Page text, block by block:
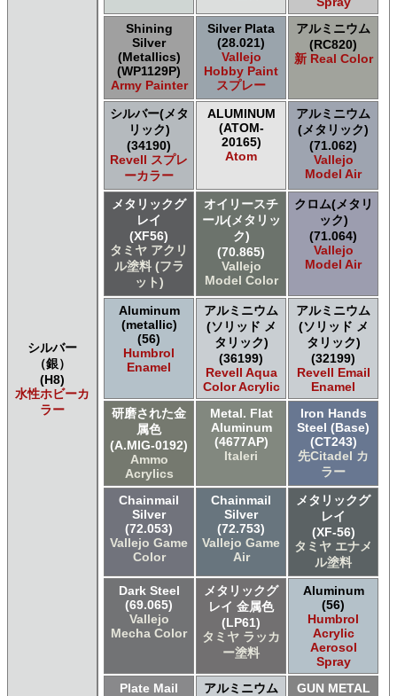
シルバー
（銀）
(H8)
水性ホビーカ
ラー
Shining
Silver
(Metallics)
(WP1129P)
Army Painter
Silver Plata
(28.021)
Vallejo
Hobby Paint
スプレー
アルミニウム
(RC820)
新 Real Color
シルバー(メタ
リック)
(34190)
Revell スプレ
ーカラー
ALUMINUM
(ATOM-
20165)
Atom
アルミニウム
(メタリック)
(71.062)
Vallejo
Model Air
メタリックグ
レイ
(XF56)
タミヤ アクリ
ル塗料 (フラ
ット)
オイリースチ
ール(メタリッ
ク)
(70.865)
Vallejo
Model Color
クロム(メタリ
ック)
(71.064)
Vallejo
Model Air
Aluminum
(metallic)
(56)
Humbrol
Enamel
アルミニウム
(ソリッド メ
タリック)
(36199)
Revell Aqua
Color Acrylic
アルミニウム
(ソリッド メ
タリック)
(32199)
Revell Email
Enamel
研磨された金
属色
(A.MIG-0192)
Ammo
Acrylics
Metal. Flat
Aluminum
(4677AP)
Italeri
Iron Hands
Steel (Base)
(CT243)
先Citadel カ
ラー
Chainmail
Silver
(72.053)
Vallejo Game
Color
Chainmail
Silver
(72.753)
Vallejo Game
Air
メタリックグ
レイ
(XF-56)
タミヤ エナメ
ル塗料
Dark Steel
(69.065)
Vallejo
Mecha Color
メタリックグ
レイ 金属色
(LP61)
タミヤ ラッカ
ー塗料
Aluminum
(56)
Humbrol
Acrylic
Aerosol
Spray
Plate Mail
アルミニウム
GUN METAL